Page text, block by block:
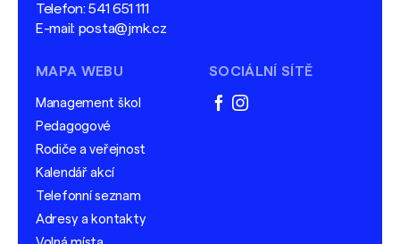
Telefon:541 651 111
E-mail: posta@jmk.cz
MAPA WEBU
Management škol
Pedagogové
Rodiče a veřejnost
Kalendář akcí
Telefonní seznam
Adresy a kontakty
SOCIÁLNÍ SÍTĚ
facebook
instagram